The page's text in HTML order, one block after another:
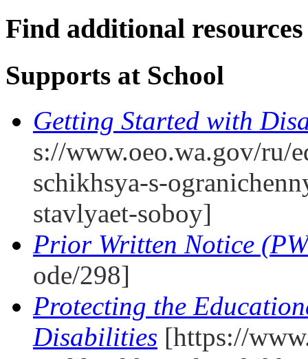
Find additional
Supports at School
Getting Started with
s://www.oeo.wa.gov/ru/
schikhsya-s-
stavlyaet-soboy]
Prior Written Notice
ode/298]
Protecting the
Disabilities [https://